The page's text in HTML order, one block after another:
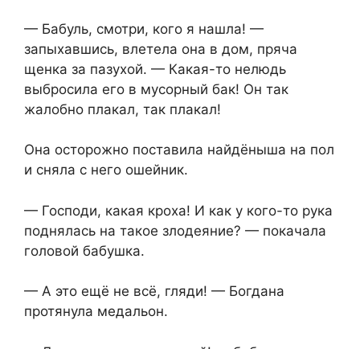
— Бабуль, смотри, кого я нашла! —
запыхавшись, влетела она в дом, пряча
щенка за пазухой. — Какая-то нелюдь
выбросила его в мусорный бак! Он так
жалобно плакал, так плакал!
Она осторожно поставила найдёныша на пол
и сняла с него ошейник.
— Господи, какая кроха! И как у кого-то рука
поднялась на такое злодеяние? — покачала
головой бабушка.
— А это ещё не всё, гляди! — Богдана
протянула медальон.